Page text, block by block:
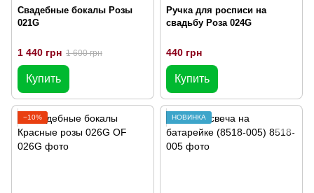
Свадебные бокалы Розы
021G
1 440 грн 1 600 грн
Купить
Ручка для росписи на
свадьбу Роза 024G
440 грн
Купить
−10% НОВИНКА